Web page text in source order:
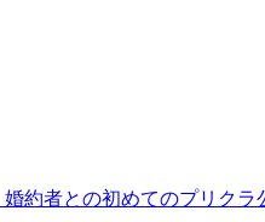
約者との初めてのプリク